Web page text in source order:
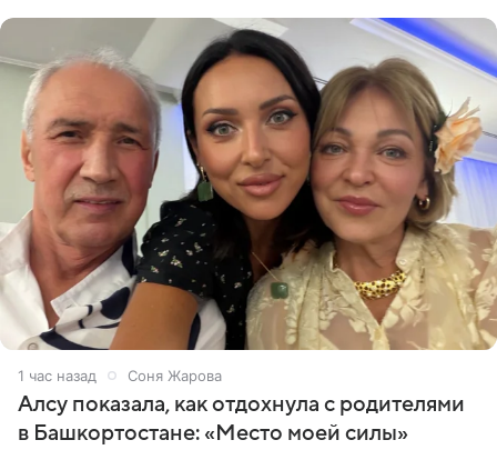
1 час назад Соня Жарова
Алсу показала, как отдохнула с родителями
в Башкортостане: «Место моей силы»